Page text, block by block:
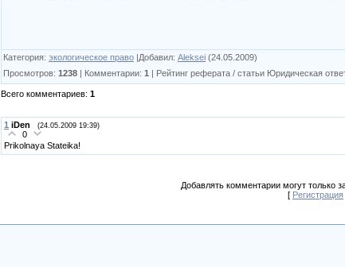
Категория: экологическое право |Добавил: Aleksei (24.05.2009)
Просмотров: 1238 | Комментарии: 1 | Рейтинг реферата / статьи Юридическая
Всего комментариев: 1
1 iDen (24.05.2009 19:39)
0
Prikolnaya Stateika!
Добавлять комментарии могут только
[ Регистрация